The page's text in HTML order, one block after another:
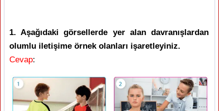
1. Aşağıdaki görsellerde yer alan davranışlardan
olumlu iletişime örnek olanları işaretleyiniz.
Cevap: